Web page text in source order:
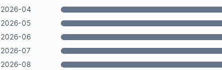
2026-04
2026-05
2026-06
2026-07
2026-08